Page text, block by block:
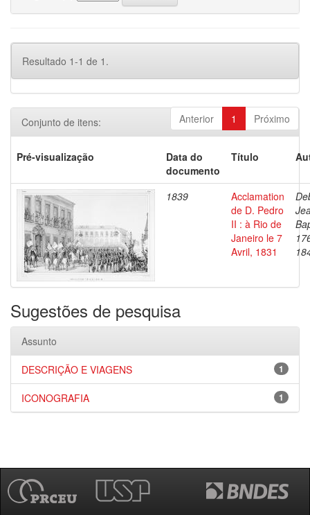
Resultado 1-1 de 1.
Anterior 1 Próximo
Conjunto de itens:
Pré-visualização
Data do
documento
Título
1839
Acclamation
de D. Pedro
II : à Rio de
Janeiro le 7
Avril, 1831
Sugestões de pesquisa
Assunto
1
DESCRIÇÃO E VIAGENS
1
ICONOGRAFIA